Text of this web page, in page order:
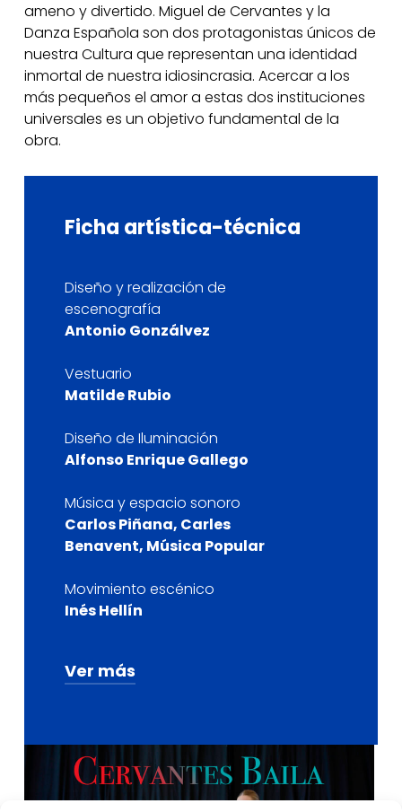
ameno y divertido. Miguel de Cervantes y la
Danza Española son dos protagonistas únicos de
nuestra Cultura que representan una identidad
inmortal de nuestra idiosincrasia. Acercar a los
más pequeños el amor a estas dos instituciones
universales es un objetivo fundamental de la
obra.
Ficha artística-técnica
Diseño y realización de
escenografía
Antonio Gonzálvez
Vestuario
Matilde Rubio
Diseño de Iluminación
Alfonso Enrique Gallego
Música y espacio sonoro
Carlos Piñana, Carles
Benavent, Música Popular
Movimiento escénico
Inés Hellín
Ver más
Ayte. de dirección en las
funciones